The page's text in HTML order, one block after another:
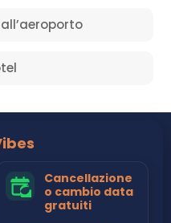
Cancellazione
o cambio data
gratuiti